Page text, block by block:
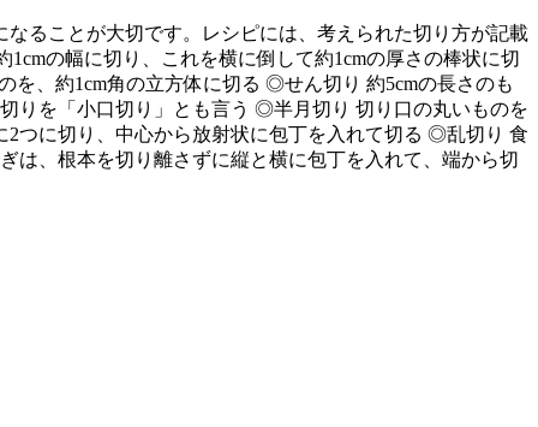
ることが大切です。レシピには、考えられた切り方が記載
の幅に切り、これを横に倒して約1cmの厚さの棒状に切
、約1cm角の立方体に切る ◎せん切り 約5cmの長さのも
りを「小口切り」とも言う ◎半月切り 切り口の丸いものを
つに切り、中心から放射状に包丁を入れて切る ◎乱切り 食
は、根本を切り離さずに縦と横に包丁を入れて、端から切